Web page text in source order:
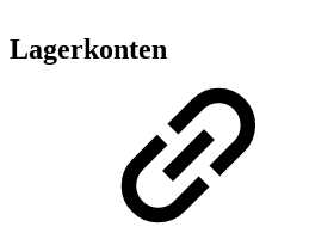
Lagerkonten